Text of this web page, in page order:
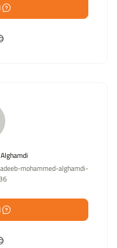
mohammed-alghamdi-